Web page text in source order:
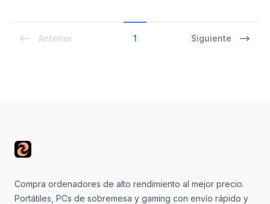
Anterior 1 Siguiente
Compra ordenadores de alto rendimiento al mejor precio.
Portátiles, PCs de sobremesa y gaming con envío rápido y